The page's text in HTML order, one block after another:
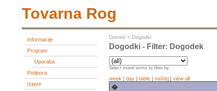
Tovarna Rog
Informacije
Program
Uporaba
Podpora
Izjave
Domov » Dogodki
Dogodki - Filter: Dogodek
Select event terms to filter by
week | day | table | naštej | view all
�